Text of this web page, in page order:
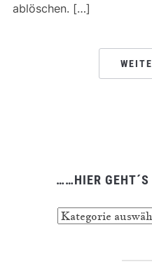
……HIER GEHT´S
ablöschen. […]